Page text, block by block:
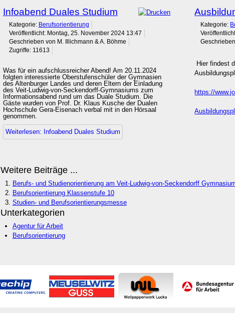
Infoabend Duales Studium
Kategorie: Berufsorientierung
Veröffentlicht: Montag, 25. November 2024 13:47
Geschrieben von M. Illichmann & A. Böhme
Zugriffe: 11613
Was für ein aufschlussreicher Abend! Am 20.11.2024
folgten interessierte Oberstufenschüler der Gymnasien
des Altenburger Landes und deren Eltern der Einladung
des Veit-Ludwig-von-Seckendorff-Gymnasiums zum
Informationsabend rund um das Duale Studium. Die
Gäste wurden von Prof. Dr. Klaus Kusche der Dualen
Hochschule Gera-Eisenach verbal mit in den Hörsaal
genommen.
Weiterlesen: Infoabend Duales Studium
Kategorie:
Hier findest
https://
Weitere Beiträge ...
Berufs- und Studienorientierung am Veit-Ludwig-von-Seckendorff
Berufsorientierung Klassenstufe 10
Studien- und Berufsorientierungsmesse
Unterkategorien
Agentur für Arbeit
Berufsorientierung